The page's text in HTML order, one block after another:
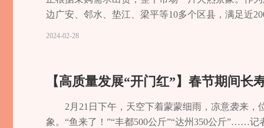
肠制作·品评大赛，弘扬中华传统美食，打造品牌
边广安、邻水、垫江、梁平等10多个区县，满足近
用“实体批发市场+互联网”，实现线上和线下的现
北”五省40区县的综合性农副产品批发集散地，构
3万元。”在蔬菜交易区，经营户李纯正忙着出货，
断创新经营业态，优化产业链结构，通过周边地区
2024-02-28
【高质量发展“开门红”】春节期间
2月21日下午，天空下着蒙蒙细雨，凉意袭来
象。“鱼来了！”“丰都500公斤”“达州350公斤”……